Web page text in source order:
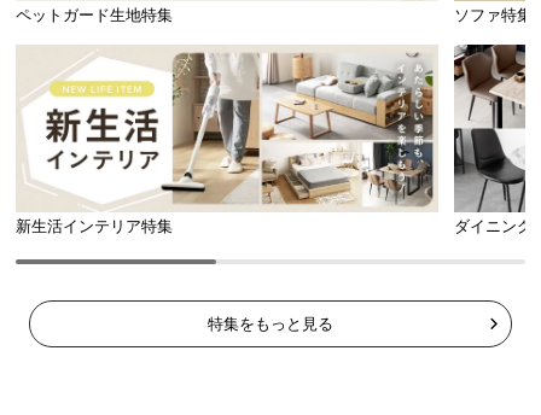
ペットガード生地特集 ソファ特集
新生活インテリア特集 ダイニング
特集をもっと見る